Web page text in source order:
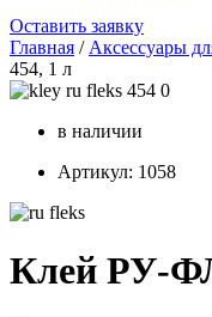
Оставить заявку
Главная / Аксессуары
454, 1 л
в наличии
Артикул: 1058
Клей РУ-